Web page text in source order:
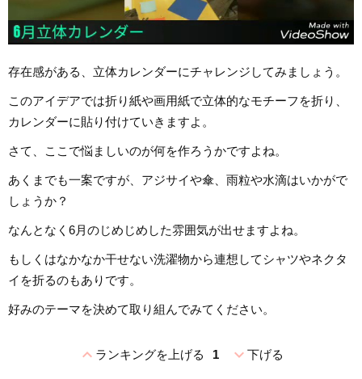
存在感がある、立体カレンダーにチャレンジしてみましょう。
このアイデアでは折り紙や画用紙で立体的なモチーフを折り、
カレンダーに貼り付けていきますよ。
さて、ここで悩ましいのが何を作ろうかですよね。
あくまでも一案ですが、アジサイや傘、雨粒や水滴はいかがで
しょうか？
なんとなく6月のじめじめした雰囲気が出せますよね。
もしくはなかなか干せない洗濯物から連想してシャツやネクタ
イを折るのもありです。
好みのテーマを決めて取り組んでみてください。
expand_lessランキングを上げる 1 expand_more下げる